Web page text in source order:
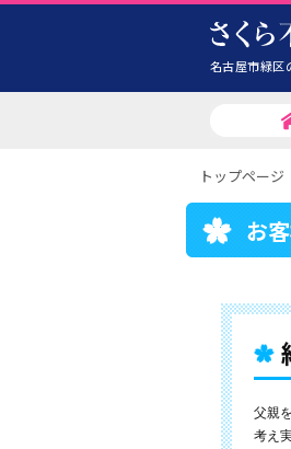
名古屋市緑区
トップページ
お
父親
考え